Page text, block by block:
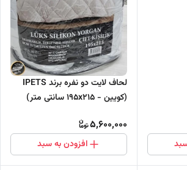
لحاف لایت دو نفره برند IPETS
(کویین - 195x215 سانتی متر)
5,600,000
افزودن به سبد